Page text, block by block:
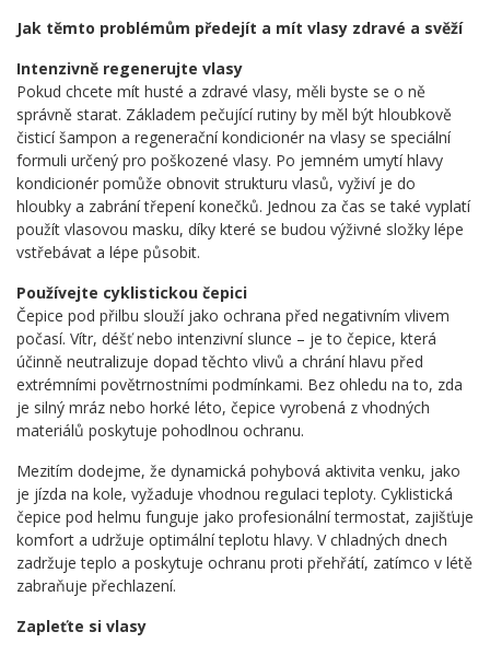
Jak těmto problémům předejít a mít vlasy zdravé a svěží
Intenzivně regenerujte vlasy
Pokud chcete mít husté a zdravé vlasy, měli byste se o ně
správně starat. Základem pečující rutiny by měl být hloubkově
čisticí šampon a regenerační kondicionér na vlasy se speciální
formuli určený pro poškozené vlasy. Po jemném umytí hlavy
kondicionér pomůže obnovit strukturu vlasů, vyživí je do
hloubky a zabrání třepení konečků. Jednou za čas se také vyplatí
použít vlasovou masku, díky které se budou výživné složky lépe
vstřebávat a lépe působit.
Používejte cyklistickou čepici
Čepice pod přilbu slouží jako ochrana před negativním vlivem
počasí. Vítr, déšť nebo intenzivní slunce – je to čepice, která
účinně neutralizuje dopad těchto vlivů a chrání hlavu před
extrémními povětrnostními podmínkami. Bez ohledu na to, zda
je silný mráz nebo horké léto, čepice vyrobená z vhodných
materiálů poskytuje pohodlnou ochranu.
Mezitím dodejme, že dynamická pohybová aktivita venku, jako
je jízda na kole, vyžaduje vhodnou regulaci teploty. Cyklistická
čepice pod helmu funguje jako profesionální termostat, zajišťuje
komfort a udržuje optimální teplotu hlavy. V chladných dnech
zadržuje teplo a poskytuje ochranu proti přehřátí, zatímco v létě
zabraňuje přechlazení.
Zapleťte si vlasy